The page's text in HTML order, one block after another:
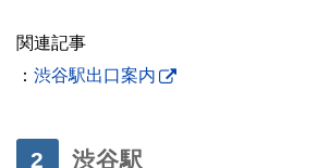
関連記事
： 渋谷駅出口案内
渋谷駅